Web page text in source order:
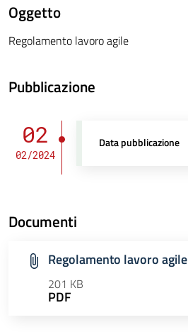
Oggetto
Regolamento lavoro agile
Pubblicazione
02
02/2024
Data pubblicazione
Documenti
Regolamento lavoro agile
201 KB
PDF